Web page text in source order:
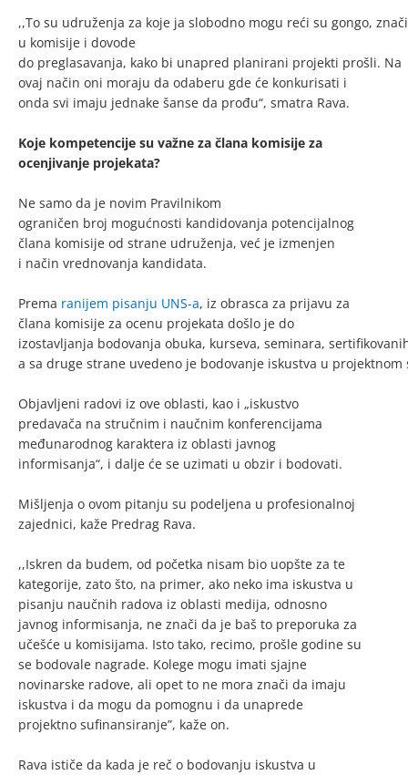
,,To su udruženja za koje ja slobodno mogu reći su gongo,
u komisije i dovode
do preglasavanja, kako bi unapred planirani projekti prošli. Na
ovaj način oni moraju da odaberu gde će konkurisati i
onda svi imaju jednake šanse da prođu“, smatra Rava.
Koje kompetencije su važne za člana komisije za
ocenjivanje projekata?
Ne samo da je novim Pravilnikom
ograničen broj mogućnosti kandidovanja potencijalnog
člana komisije od strane udruženja, već je izmenjen
i način vrednovanja kandidata.
Prema ranijem pisanju UNS-a, iz obrasca za prijavu za
člana komisije za ocenu projekata došlo je do
izostavljanja bodovanja obuka, kurseva, seminara,
a sa druge strane uvedeno je bodovanje iskustva u
Objavljeni radovi iz ove oblasti, kao i „iskustvo
predavača na stručnim i naučnim konferencijama
međunarodnog karaktera iz oblasti javnog
informisanja“, i dalje će se uzimati u obzir i bodovati.
Mišljenja o ovom pitanju su podeljena u profesionalnoj
zajednici, kaže Predrag Rava.
,,Iskren da budem, od početka nisam bio uopšte za te
kategorije, zato što, na primer, ako neko ima iskustva u
pisanju naučnih radova iz oblasti medija, odnosno
javnog informisanja, ne znači da je baš to preporuka za
učešće u komisijama. Isto tako, recimo, prošle godine su
se bodovale nagrade. Kolege mogu imati sjajne
novinarske radove, ali opet to ne mora znači da imaju
iskustva i da mogu da pomognu i da unaprede
projektno sufinansiranje”, kaže on.
Rava ističe da kada je reč o bodovanju iskustva u